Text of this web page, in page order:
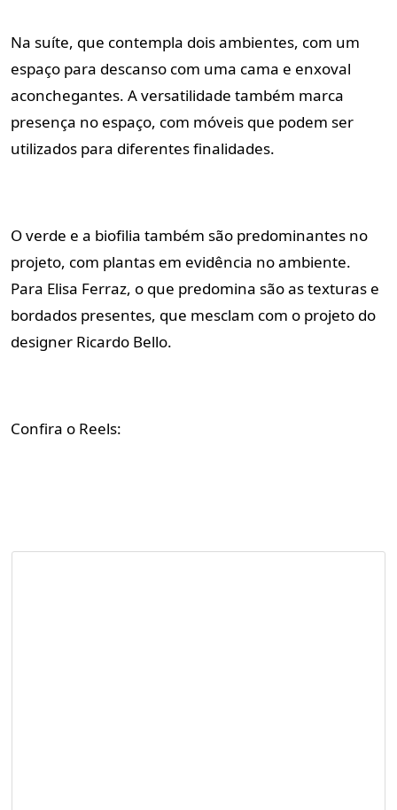
Na suíte, que contempla dois ambientes, com um
espaço para descanso com uma cama e enxoval
aconchegantes. A versatilidade também marca
presença no espaço, com móveis que podem ser
utilizados para diferentes finalidades.
O verde e a biofilia também são predominantes no
projeto, com plantas em evidência no ambiente.
Para Elisa Ferraz, o que predomina são as texturas e
bordados presentes, que mesclam com o projeto do
designer Ricardo Bello.
Confira o Reels: